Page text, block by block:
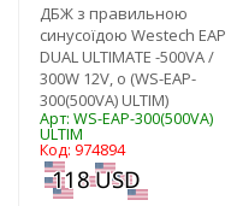
ДБЖ з правильною
синусоїдою Westech EAP
DUAL ULTIMATE -500VA /
300W 12V, о (WS-EAP-
300(500VA) ULTIM)
Арт: WS-EAP-300(500VA)
ULTIM
Код: 974894